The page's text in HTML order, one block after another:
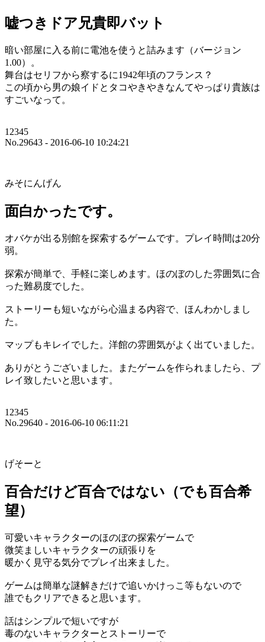
嘘つきドア兄貴即バット
暗い部屋に入る前に電池を使うと詰みます（バージョン
1.00）。
舞台はセリフから察するに1942年頃のフランス？
この頃から男の娘イドとタコやきやきなんてやっぱり貴族は
すごいなって。
12345
No.29643 - 2016-06-10 10:24:21
みそにんげん
面白かったです。
オバケが出る別館を探索するゲームです。プレイ時間は20分
弱。
探索が簡単で、手軽に楽しめます。ほのぼのした雰囲気に合
った難易度でした。
ストーリーも短いながら心温まる内容で、ほんわかしまし
た。
マップもキレイでした。洋館の雰囲気がよく出ていました。
ありがとうございました。またゲームを作られましたら、プ
レイ致したいと思います。
12345
No.29640 - 2016-06-10 06:11:21
げそーと
百合だけど百合ではない（でも百合希
望）
可愛いキャラクターのほのぼの探索ゲームで
微笑ましいキャラクターの頑張りを
暖かく見守る気分でプレイ出来ました。
ゲームは簡単な謎解きだけで追いかけっこ等もないので
誰でもクリアできると思います。
話はシンプルで短いですが
毒のないキャラクターとストーリーで